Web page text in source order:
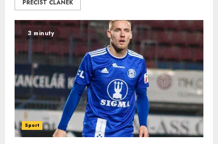
PŘEČÍST ČLÁNEK
3 minuty
Sport